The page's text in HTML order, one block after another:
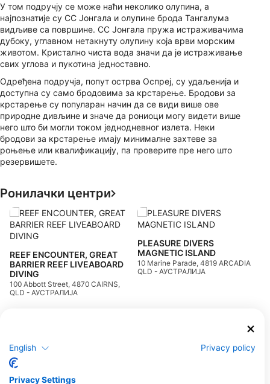
У том подручју се може наћи неколико олупина, а
најпознатије су СС Јонгала и олупине брода Тангалума
видљиве са површине. СС Јонгала пружа истраживачима
дубоку, углавном нетакнуту олупину која врви морским
животом. Кристално чиста вода значи да је истраживање
свих углова и пукотина једноставно.
Одређена подручја, попут острва Оспреј, су удаљенија и
доступна су само бродовима за крстарење. Бродови за
крстарење су популаран начин да се види више ове
природне дивљине и значе да рониоци могу видети више
него што би могли током једнодневног излета. Неки
бродови за крстарење имају минималне захтеве за
роњење или квалификацију, па проверите пре него што
резервишете.
Ронилачки центри
REEF ENCOUNTER, GREAT
BARRIER REEF LIVEABOARD
DIVING
100 Abbott Street, 4870 CAIRNS,
QLD - АУСТРАЛИЈА
PLEASURE DIVERS
MAGNETIC ISLAND
10 Marine Parade, 4819 ARCADIA,
QLD - АУСТРАЛИЈА
AIRLIE BEACH, QLD -
32 Chaplain Ave, 4870
Drive, 4670 Burnett
English Privacy policy
Privacy Settings